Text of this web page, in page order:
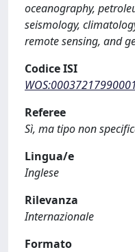
oceanography,
seismology,
remote sensing, and
Codice ISI
Referee
Sì, ma tipo non
Lingua/e
Inglese
Rilevanza
Internazionale
Formato